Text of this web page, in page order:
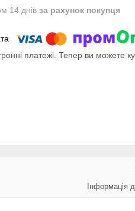
14 днів за рахунок покупця
платежі. Тепер ви можете
Інформація